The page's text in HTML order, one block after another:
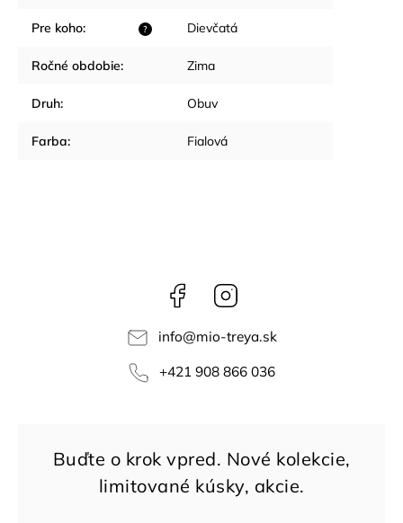
?
Pre koho: Dievčatá
Ročné obdobie: Zima
Druh: Obuv
Farba: Fialová
Facebook
info@mio-treya.sk
+421 908 866 036